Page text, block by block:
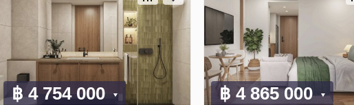
฿ 4 754 000 ฿ 4 865 000